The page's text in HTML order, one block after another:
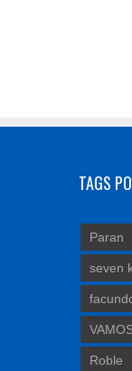
TAGS
Paran
seven
Roble